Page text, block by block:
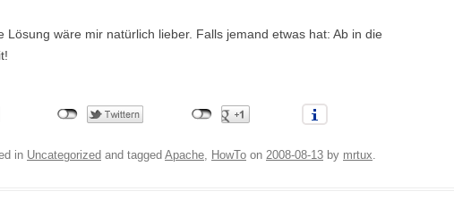
Lösung wäre mir natürlich lieber. Falls jemand etwas hat: Ab in die
in Uncategorized and tagged Apache, HowTo on 2008-08-13 by mrtux.